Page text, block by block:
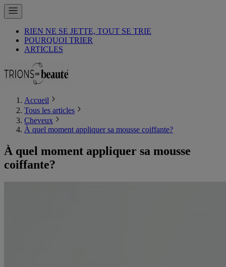
RIEN NE SE JETTE, TOUT SE TRIE
POURQUOI TRIER
ARTICLES
Accueil
Tous les articles
Cheveux
À quel moment appliquer sa mousse coiffante?
À quel moment appliquer sa mousse
coiffante?